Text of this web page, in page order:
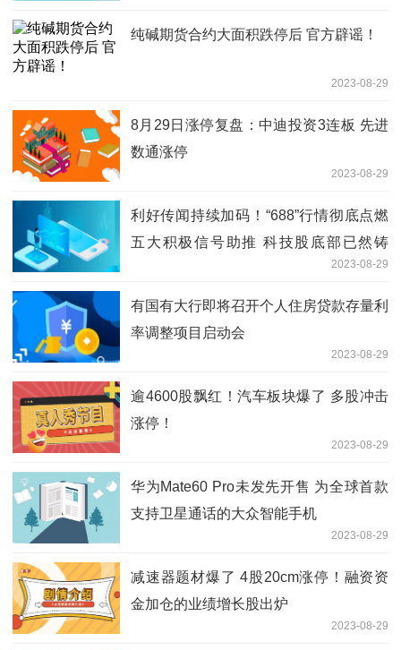
纯碱期货合约大面积跌停后 官方辟谣！
2023-08-29
8月29日涨停复盘：中迪投资3连板 先进
数通涨停
2023-08-29
利好传闻持续加码！“688”行情彻底点燃
五大积极信号助推 科技股底部已然铸
2023-08-29
有国有大行即将召开个人住房贷款存量利
率调整项目启动会
2023-08-29
逾4600股飘红！汽车板块爆了 多股冲击
涨停！
2023-08-29
华为Mate60 Pro未发先开售 为全球首款
支持卫星通话的大众智能手机
2023-08-29
减速器题材爆了 4股20cm涨停！融资资
金加仓的业绩增长股出炉
2023-08-29